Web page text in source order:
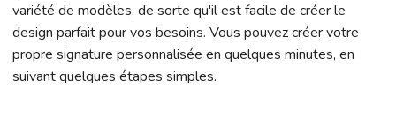
variété de modèles, de sorte qu'il est facile de créer le
design parfait pour vos besoins. Vous pouvez créer votre
propre signature personnalisée en quelques minutes, en
suivant quelques étapes simples.